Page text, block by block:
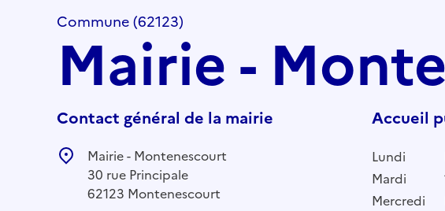
Commune (62123)
Mairie -
Contact général de la mairie
Mairie - Montenescourt
30 rue Principale
62123 Montenescourt
Accueil
Lundi
Mardi
Mercredi